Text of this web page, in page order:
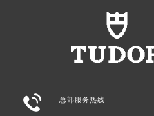
 总部服务热线